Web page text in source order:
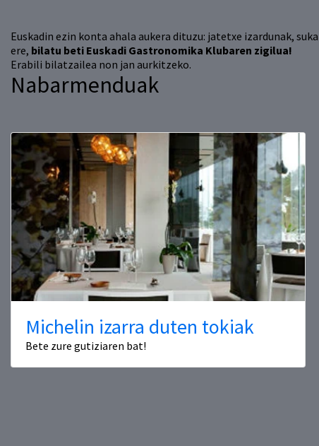
Euskadin ezin konta ahala aukera dituzu: jatetxe izardunak,
ere, bilatu beti Euskadi Gastronomika Klubaren zigilua!
Erabili bilatzailea non jan aurkitzeko.
Nabarmenduak
Michelin izarra duten tokiak
Bete zure gutiziaren bat!